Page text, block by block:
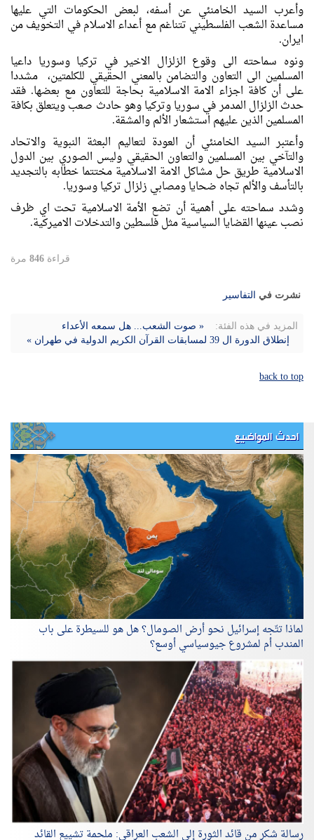
وأعرب السيد الخامنئي عن أسفه، لبعض الحكومات التي عليها
مساعدة الشعب الفلسطيني تتناغم مع أعداء الاسلام في التخويف من
ايران.
ونوه سماحته الى وقوع الزلزال الاخير في تركيا وسوريا داعيا
المسلمين الى التعاون والتضامن بالمعني الحقيقي للكلمتين، مشددا
على أن كافة اجزاء الامة الاسلامية بحاجة للتعاون مع بعضها. فقد
حدث الزلزال المدمر في سوريا وتركيا وهو حادث صعب ويتعلق بكافة
المسلمين الذين عليهم استشعار الألم والمشقة.
وأعتبر السيد الخامنئي أن العودة لتعاليم البعثة النبوية والاتحاد
والتآخي بين المسلمين والتعاون الحقيقي وليس الصوري بين الدول
الاسلامية طريق حل مشاكل الامة الاسلامية مختتما خطابه بالتجديد
بالتأسف والألم تجاه ضحايا ومصابي زلزال تركيا وسوريا.
وشدد سماحته على أهمية أن تضع الأمة الاسلامية تحت اي ظرف
نصب عينها القضايا السياسية مثل فلسطين والتدخلات الاميركية.
قراءة 846 مرة
نشرت في التفاسیر
المزيد في هذه الفئة:
« صوت الشعب... هل سمعه الأعداء
إنطلاق الدورة ال 39 لمسابقات القرآن الكريم الدولية في طهران »
back to top
احدث المواضيع
لماذا تتّجه إسرائيل نحو أرض الصومال؟ هل هو للسيطرة على باب
المندب أم لمشروع جيوسياسي أوسع؟
رسالة شكر من قائد الثورة إلى الشعب العراقي: ملحمة تشييع القائد